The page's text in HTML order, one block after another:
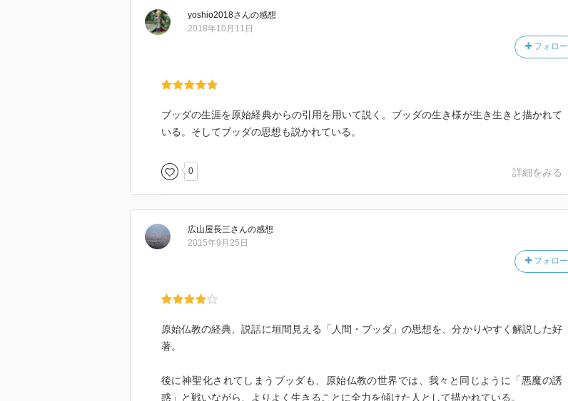
yoshio2018さんの感想
フォロー
2018年10月11日
ブッダの生涯を原始経典からの引用を用いて説く。ブッダの生き様が生き生きと描かれて
いる。そしてブッダの思想も説かれている。
0 詳細をみる
広山屋長三さんの感想
フォロー
2015年9月25日
原始仏教の経典、説話に垣間見える「人間・ブッダ」の思想を、分かりやすく解説した好
著。
後に神聖化されてしまうブッダも、原始仏教の世界では、我々と同じように「悪魔の誘
惑」と戦いながら、よりよく生きることに全力を傾けた人として描かれている。